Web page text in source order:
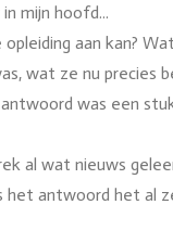
mijn hoofd...
aan kan?
wat ze nu precies
was een
al wat nieuws
antwoord het al